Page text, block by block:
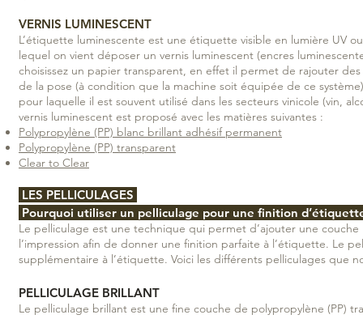
VERNIS LUMINESCENT
L’étiquette luminescente est une étiquette visible en lumière UV
lequel on vient déposer un vernis luminescent (encres
choisissez un papier transparent, en effet il permet de rajouter
de la pose (à condition que la machine soit équipée de ce
pour laquelle il est souvent utilisé dans les secteurs vinicole (vin,
vernis luminescent est proposé avec les matières suivantes :
Polypropylène (PP) blanc brillant adhésif permanent
Polypropylène (PP) transparent
Clear to Clear
LES PELLICULAGES
Pourquoi utiliser un pelliculage pour une finition
Le pelliculage est une technique qui permet d’ajouter une
l’impression afin de donner une finition parfaite à l’étiquette. Le
supplémentaire à l’étiquette. Voici les différents pelliculages que
PELLICULAGE BRILLANT
Le pelliculage brillant est une fine couche de polypropylène (PP)